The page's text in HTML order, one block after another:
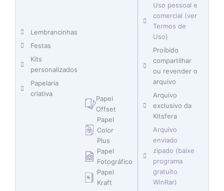
Lembrancinhas
Festas
Kits
personalizados
Papelaria
criativa
Papel
Offset
Papel
Color
Plus
Papel
Fotográfico
Papel
Kraft
Uso pessoal e
comercial (ver
Termos de
Uso)
Proibido
compartilhar
ou revender o
arquivo
Arquivo
exclusivo da
Kitsfera
Arquivo
enviado
zipado (baixe
programa
gratuito
WinRar)